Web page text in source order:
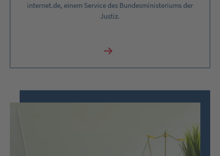
internet.de, einem Service des Bundesministeriums der
Justiz.